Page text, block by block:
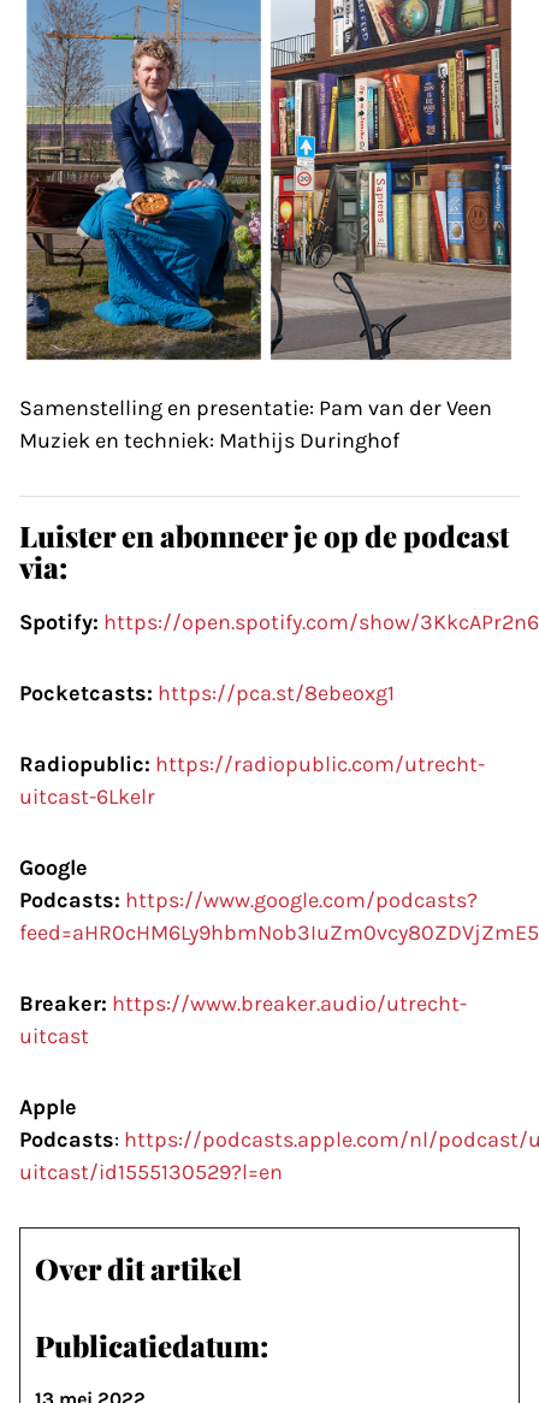
Samenstelling en presentatie: Pam van der Veen
Muziek en techniek: Mathijs Duringhof
Luister en abonneer je op de podcast
via:
Spotify: https://open.spotify.com/show/
Pocketcasts: https://pca.st/8ebeoxg1
Radiopublic: https://radiopublic.com/utrecht-
uitcast-6Lkelr
Google
Podcasts: https://www.google.com/podcasts?
Breaker: https://www.breaker.audio/utrecht-
uitcast
Apple
Podcasts: https://podcasts.apple.com/nl/podcast/
uitcast/id1555130529?l=en
Over dit artikel
Publicatiedatum: